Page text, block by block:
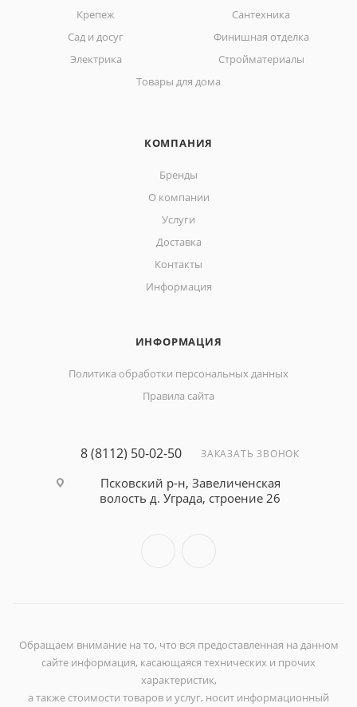
Крепеж
Сантехника
Сад и досуг
Финишная отделка
Электрика
Стройматериалы
Товары для дома
КОМПАНИЯ
Бренды
О компании
Услуги
Доставка
Контакты
Информация
ИНФОРМАЦИЯ
Политика обработки персональных данных
Правила сайта
8 (8112) 50-02-50 ЗАКАЗАТЬ ЗВОНОК
Псковский р-н, Завеличенская
волость д. Уграда, строение 26
Обращаем внимание на то, что вся предоставленная на данном
сайте информация, касающаяся технических и прочих
характеристик,
а также стоимости товаров и услуг, носит информационный